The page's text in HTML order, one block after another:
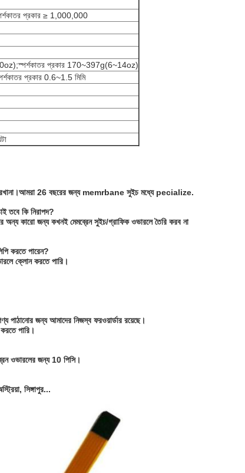
প্রকার ≥ 1,000,000
প্রকার 170~397g(6~14oz)
প্রকার 0.6~1.5 মিমি
26 বছরের জন্য memrbane সুইচ মধ্যে pecialize.
তবে কি নিরাপদ?
অন্য কারো জন্য কখনই মেমব্রেন সুইচ/গ্রাফিক ওভারলে তৈরি করব না
করতে পারেন?
ক্লোন করতে পারি।
জন্য আমাদের নিজস্ব ফরওয়ার্ডার রয়েছে।
পারি।
ওভারলের জন্য 10 পিসি।
সিঙ্গাপুর...